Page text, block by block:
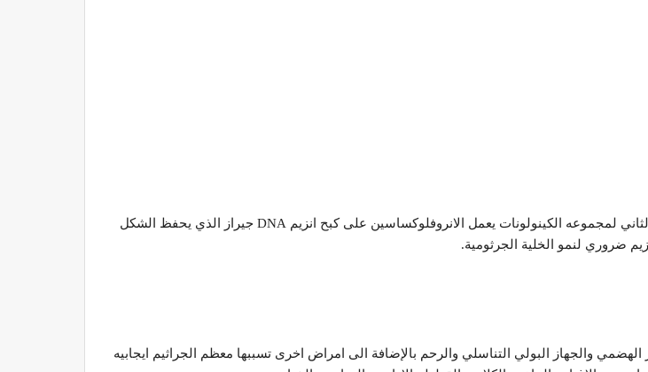
يعتبر الانروفلوكساسين من الصادات ذات الطيف الشامل والممتاز وهو من الجيل الثاني لمجموعه الكينولونات يعمل الانروفلوكساسين على كبح انزيم DNA جيراز الذي يحفظ الشكل
والجهاز البولي التناسلي والرحم بالإضافة الى امراض اخرى تسببها معظم الجراثيم ايجابيه